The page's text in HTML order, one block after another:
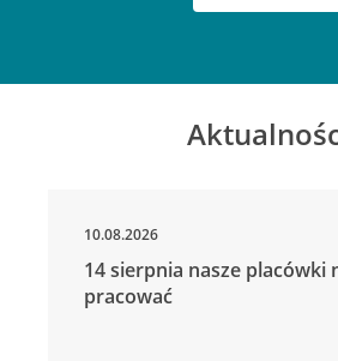
10.08.2026
14 sierpnia nasze placówki
pracować